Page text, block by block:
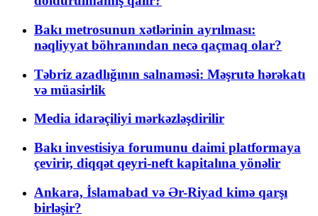
Bakı metrosunun xətlərinin ayrılması:
nəqliyyat böhranından necə qaçmaq olar?
Təbriz azadlığının salnaməsi: Məşrutə hərəkatı
və müasirlik
Media idarəçiliyi mərkəzləşdirilir
Bakı investisiya forumunu daimi platformaya
çevirir, diqqət qeyri-neft kapitalına yönəlir
Ankara, İslamabad və Ər-Riyad kimə qarşı
birləşir?